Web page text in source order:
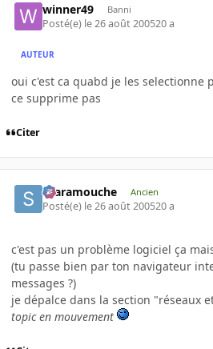
winner49 Banni
Posté(e) le 26 août 200520 a
AUTEUR
oui c'est ca quabd je les selectionne
ce supprime pas
Citer
Scaramouche Ancien
Posté(e) le 26 août 200520 a
c'est pas un problème logiciel ça
(tu passe bien par ton navigateur
messages ?)
je dépalce dans la section "réseaux
topic en mouvement